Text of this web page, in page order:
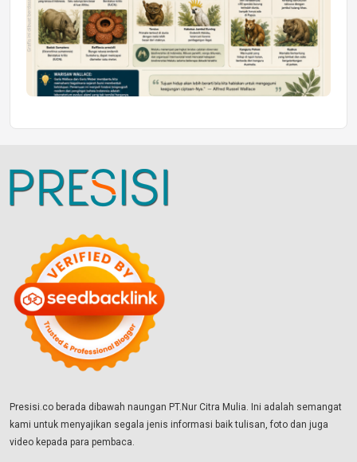
Presisi.co berada dibawah naungan PT.Nur Citra Mulia. Ini adalah semangat
kami untuk menyajikan segala jenis informasi baik tulisan, foto dan juga
video kepada para pembaca.